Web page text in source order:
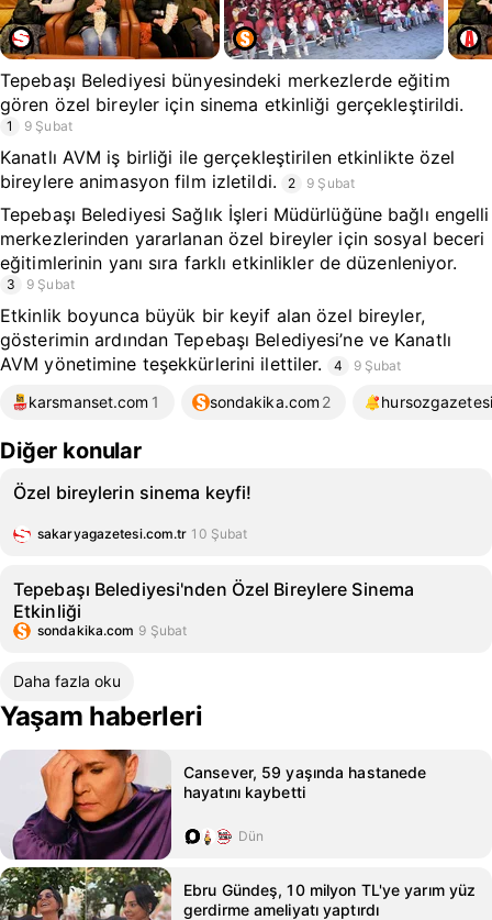
Tepebaşı Belediyesi bünyesindeki merkezlerde eğitim
gören özel bireyler için sinema etkinliği gerçekleştirildi.
1 9 Şubat
Kanatlı AVM iş birliği ile gerçekleştirilen etkinlikte özel
bireylere animasyon film izletildi.
2 9 Şubat
Tepebaşı Belediyesi Sağlık İşleri Müdürlüğüne bağlı engelli
merkezlerinden yararlanan özel bireyler için sosyal beceri
eğitimlerinin yanı sıra farklı etkinlikler de düzenleniyor.
3 9 Şubat
Etkinlik boyunca büyük bir keyif alan özel bireyler,
gösterimin ardından Tepebaşı Belediyesi’ne ve Kanatlı
AVM yönetimine teşekkürlerini ilettiler.
4 9 Şubat
karsmanset.com 1 sondakika.com 2
Diğer konular
Özel bireylerin sinema keyfi!
sakaryagazetesi.com.tr 10 Şubat
Tepebaşı Belediyesi'nden Özel Bireylere Sinema
Etkinliği
sondakika.com 9 Şubat
Daha fazla oku
Yaşam haberleri
Cansever, 59 yaşında hastanede
hayatını kaybetti
Dün
Ebru Gündeş, 10 milyon TL'ye yarım yüz
gerdirme ameliyatı yaptırdı